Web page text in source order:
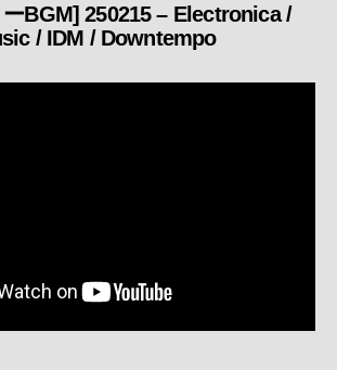
カ
テ
リ
ーBGM] 250215 – Electronica /
/ IDM / Downtempo